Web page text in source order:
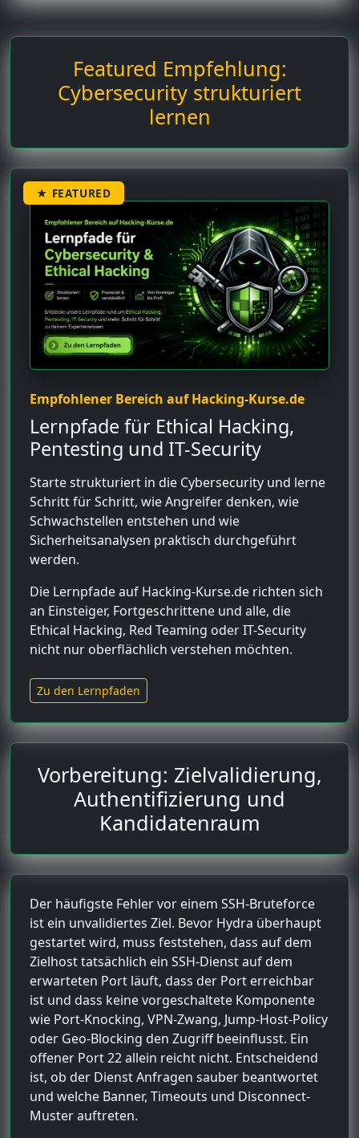
Featured Empfehlung:
Cybersecurity strukturiert
lernen
★ FEATURED
Empfohlener Bereich auf Hacking-Kurse.de
Lernpfade für Ethical Hacking,
Pentesting und IT-Security
Starte strukturiert in die Cybersecurity und lerne
Schritt für Schritt, wie Angreifer denken, wie
Schwachstellen entstehen und wie
Sicherheitsanalysen praktisch durchgeführt
werden.
Die Lernpfade auf Hacking-Kurse.de richten sich
an Einsteiger, Fortgeschrittene und alle, die
Ethical Hacking, Red Teaming oder IT-Security
nicht nur oberflächlich verstehen möchten.
Zu den Lernpfaden
Vorbereitung: Zielvalidierung,
Authentifizierung und
Kandidatenraum
Der häufigste Fehler vor einem SSH-Bruteforce
ist ein unvalidiertes Ziel. Bevor Hydra überhaupt
gestartet wird, muss feststehen, dass auf dem
Zielhost tatsächlich ein SSH-Dienst auf dem
erwarteten Port läuft, dass der Port erreichbar
ist und dass keine vorgeschaltete Komponente
wie Port-Knocking, VPN-Zwang, Jump-Host-Policy
oder Geo-Blocking den Zugriff beeinflusst. Ein
offener Port 22 allein reicht nicht. Entscheidend
ist, ob der Dienst Anfragen sauber beantwortet
und welche Banner, Timeouts und Disconnect-
Muster auftreten.